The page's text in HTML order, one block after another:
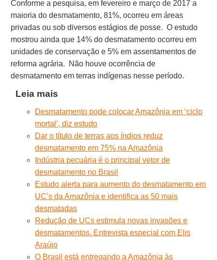
Conforme a pesquisa, em fevereiro e março de 2017 a
maioria do desmatamento, 81%, ocorreu em áreas
privadas ou sob diversos estágios de posse. O estudo
mostrou ainda que 14% do desmatamento ocorreu em
unidades de conservação e 5% em assentamentos de
reforma agrária. Não houve ocorrência de
desmatamento em terras indígenas nesse período.
Leia mais
Desmatamento pode colocar Amazônia em ‘ciclo
mortal’, diz estudo
Dar o título de terras aos índios reduz
desmatamento em 75% na Amazônia
Indústria pecuária é o principal vetor de
desmatamento no Brasil
Estudo alerta para aumento do desmatamento em
UC’s da Amazônia e identifica as 50 mais
desmatadas
Redução de UCs estimula novas invasões e
desmatamentos. Entrevista especial com Elis
Araújo
O Brasil está entregando a Amazônia às